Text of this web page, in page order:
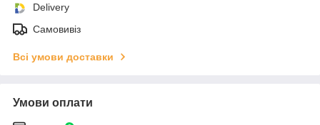
Delivery
Самовивіз
Всі умови доставки
Умови оплати